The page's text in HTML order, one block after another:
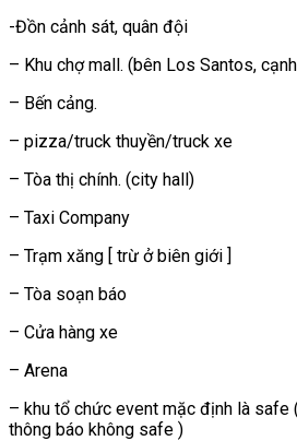
-Đồn cảnh sát, quân đội
– Khu chợ mall. (bên Los Santos,
– Bến cảng.
– pizza/truck thuyền/truck xe
– Tòa thị chính. (city hall)
– Taxi Company
– Trạm xăng [ trừ ở biên giới ]
– Tòa soạn báo
– Cửa hàng xe
– Arena
– khu tổ chức event mặc định là safe
thông báo không safe )